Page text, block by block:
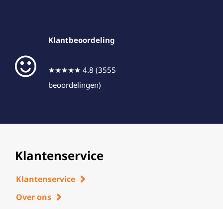
Klantbeoordeling
★★★★★ 4.8 (3555
beoordelingen)
Klantenservice
Klantenservice
Over ons